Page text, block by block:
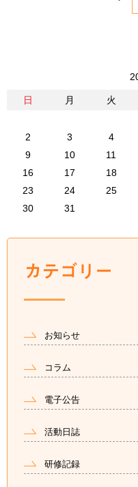
日 月 火
2
3 4
9
10 11
16
17 18
23
24 25
30
31
お知らせ
コラム
電子公告
活動日誌
研修記録